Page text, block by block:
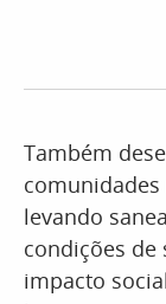
Também
comunidades
levando
condições de
impacto